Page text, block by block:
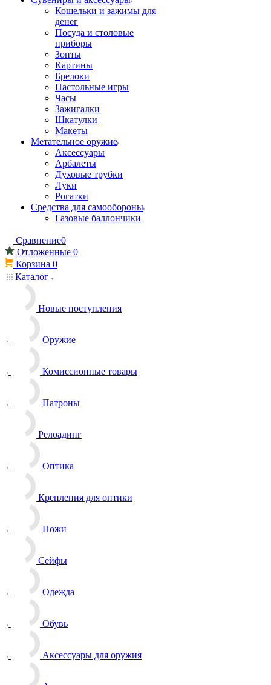
Кошельки и зажимы для
денег
Посуда и столовые
приборы
Зонты
Картины
Брелоки
Настольные игры
Часы
Зажигалки
Шкатулки
Макеты
Метательное оружие
Аксессуары
Арбалеты
Духовые трубки
Луки
Рогатки
Средства для самообороны
Газовые баллончики
Сравнение0
Отложенные 0
Корзина 0
Каталог
Новые поступления
Оружие
Комиссионные товары
Патроны
Релоадинг
Оптика
Крепления для оптики
Ножи
Сейфы
Одежда
Обувь
Аксессуары для оружия